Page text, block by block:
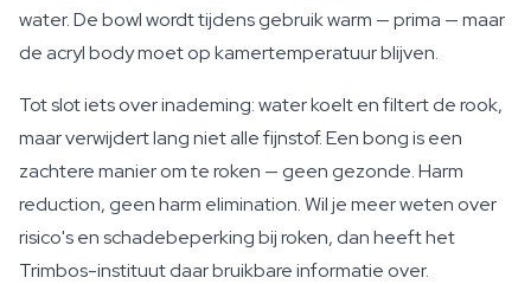
water. De bowl wordt tijdens gebruik warm — prima — maar
de acryl body moet op kamertemperatuur blijven.
Tot slot iets over inademing: water koelt en filtert de rook,
maar verwijdert lang niet alle fijnstof. Een bong is een
zachtere manier om te roken — geen gezonde. Harm
reduction, geen harm elimination. Wil je meer weten over
risico's en schadebeperking bij roken, dan heeft het
Trimbos-instituut daar bruikbare informatie over.